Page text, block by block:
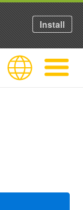
Navigate
Language
Install